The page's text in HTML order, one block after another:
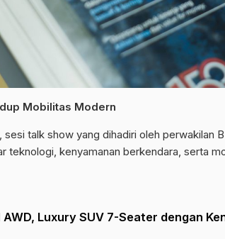
Mobilitas Modern
sesi talk show yang dihadiri oleh perwakilan
teknologi, kenyamanan berkendara, serta
AWD, Luxury SUV 7-Seater dengan